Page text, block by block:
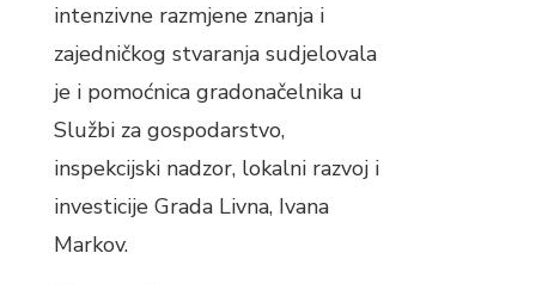
intenzivne razmjene znanja i
zajedničkog stvaranja sudjelovala
je i pomoćnica gradonačelnika u
Službi za gospodarstvo,
inspekcijski nadzor, lokalni razvoj i
investicije Grada Livna, Ivana
Markov.